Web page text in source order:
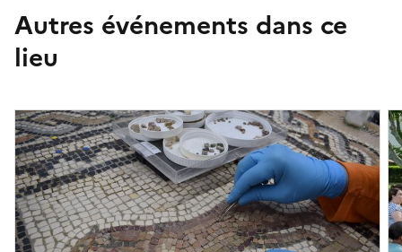
Autres événements dans ce
lieu